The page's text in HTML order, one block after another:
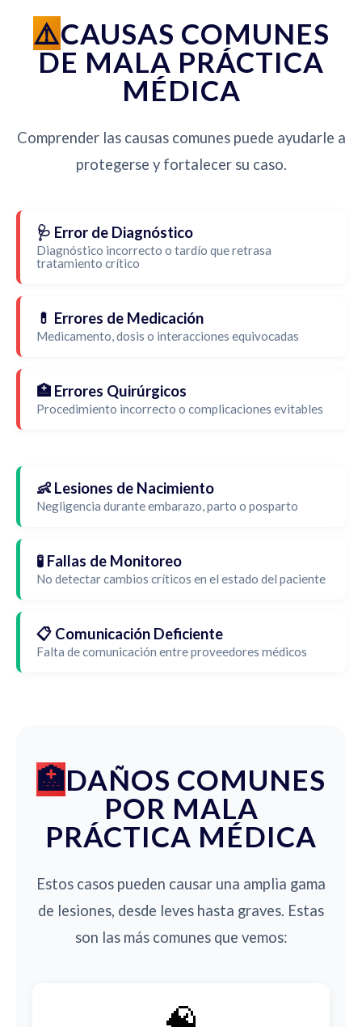
CAUSAS COMUNES
DE MALA PRÁCTICA
MÉDICA
Comprender las causas comunes puede ayudarle a
protegerse y fortalecer su caso.
🩺 Error de Diagnóstico
Diagnóstico incorrecto o tardío que retrasa
tratamiento crítico
💊 Errores de Medicación
Medicamento, dosis o interacciones equivocadas
🏥 Errores Quirúrgicos
Procedimiento incorrecto o complicaciones evitables
👶 Lesiones de Nacimiento
Negligencia durante embarazo, parto o posparto
🧪 Fallas de Monitoreo
No detectar cambios críticos en el estado del paciente
📋 Comunicación Deficiente
Falta de comunicación entre proveedores médicos
DAÑOS COMUNES
POR MALA
PRÁCTICA MÉDICA
Estos casos pueden causar una amplia gama
de lesiones, desde leves hasta graves. Estas
son las más comunes que vemos: